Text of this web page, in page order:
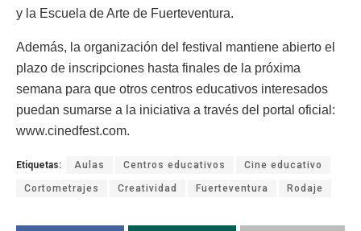
y la Escuela de Arte de Fuerteventura.
Además, la organización del festival mantiene abierto el
plazo de inscripciones hasta finales de la próxima
semana para que otros centros educativos interesados
puedan sumarse a la iniciativa a través del portal oficial:
www.cinedfest.com.
Etiquetas: Aulas Centros educativos Cine educativo
Cortometrajes Creatividad Fuerteventura Rodaje